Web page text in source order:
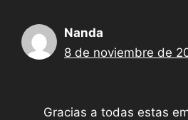
Nanda
8 de noviembre de
Gracias a todas estas